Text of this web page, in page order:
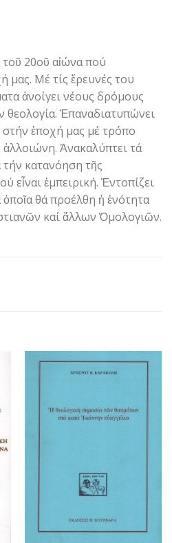
20οῦ αἰώνα πού
μας. Μέ τίς ἔρευνές του
ἀνοίγει νέους δρόμους
θεολογία. Ἐπαναδιατυπώνει
ἐποχή μας μέ τρόπο
Ἀνακαλύπτει τά
τήν κατανόηση τῆς
εἶναι ἐμπειρική. Ἐντοπίζει
θά προέλθη ἡ ἑνότητα
καί ἄλλων Ὁμολογιῶν.